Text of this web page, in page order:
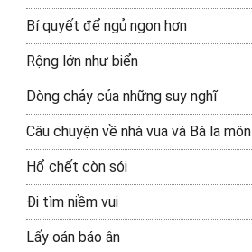
Bí quyết để ngủ ngon hơn
Rộng lớn như biển
Dòng chảy của những suy nghĩ
Câu chuyện về nhà vua và Bà la môn
Hổ chết còn sói
Đi tìm niềm vui
Lấy oán báo ân